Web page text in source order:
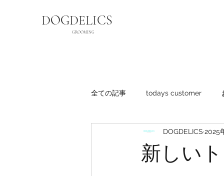
DOGDELICS
GROOMING
全ての記事 todays customer
新しい
DOGDELICS 2025